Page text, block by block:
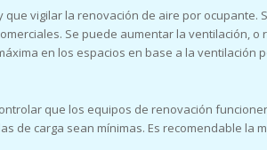
que vigilar la renovación de aire por ocupante.
Se puede aumentar la ventilación, o
en los espacios en base a la ventilación
que los equipos de renovación
de carga sean mínimas. Es recomendable la